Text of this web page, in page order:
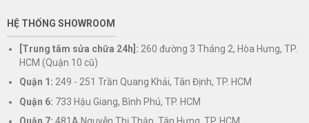
HỆ THỐNG SHOWROOM
[Trung tâm sửa chữa 24h]: 260 đường 3 Tháng 2, Hòa Hưng, TP.
HCM (Quận 10 cũ)
Quận 1: 249 - 251 Trần Quang Khải, Tân Định, TP. HCM
Quận 6: 733 Hậu Giang, Bình Phú, TP. HCM